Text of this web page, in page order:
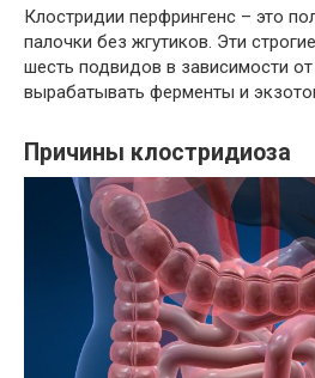
Клостридии перфрингенс – это
палочки без жгутиков. Эти
шесть подвидов в зависимости
вырабатывать ферменты и
Причины клостридиоза